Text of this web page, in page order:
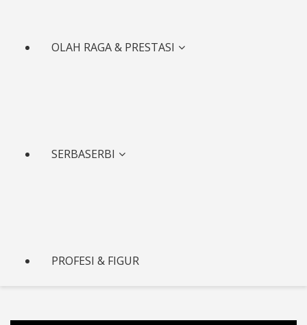
OLAH RAGA & PRESTASI
SERBASERBI
PROFESI & FIGUR